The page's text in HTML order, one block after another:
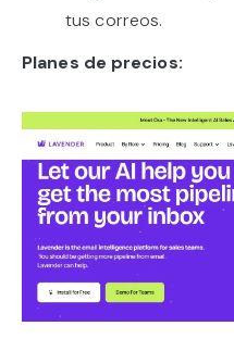
tus correos.
Planes de precios: